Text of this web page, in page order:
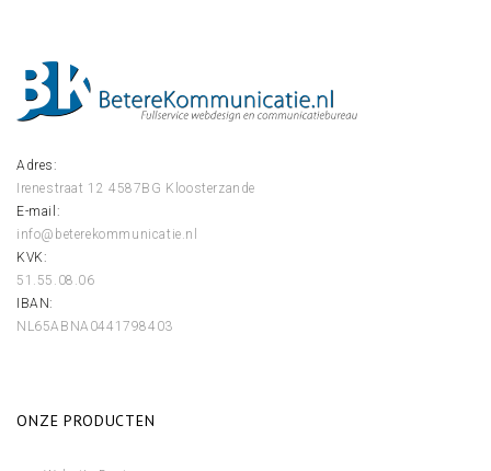
Adres:
Irenestraat 12 4587BG Kloosterzande
E-mail:
info@beterekommunicatie.nl
KVK:
51.55.08.06
IBAN:
NL65ABNA0441798403
ONZE PRODUCTEN